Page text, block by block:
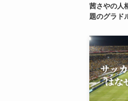
茜さやの人
題のグラド